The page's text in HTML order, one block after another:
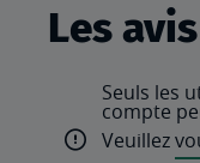
Les avis
Seuls les
compte
Veuillez